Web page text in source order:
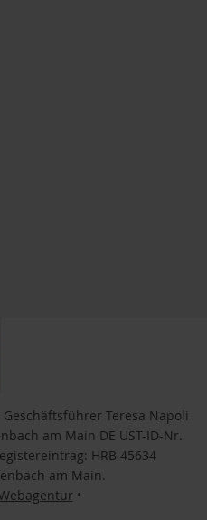
Geschäftsführer Teresa Napoli
am Main DE UST-ID-Nr.
HRB 45634
am Main.
•